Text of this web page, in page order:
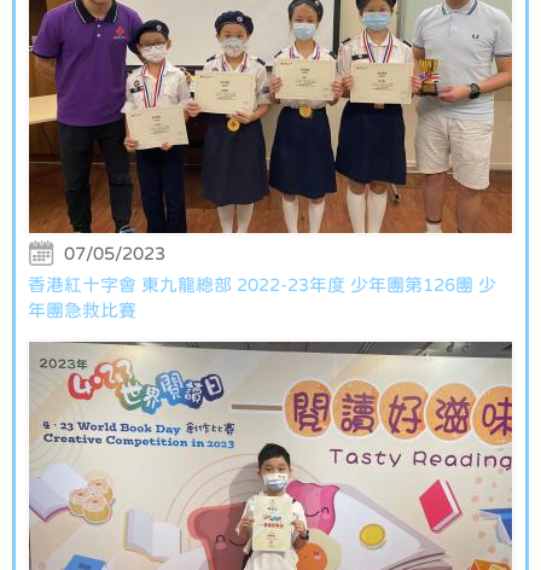
07/05/2023
香港紅十字會 東九龍總部 2022-23年度 少年團第126團 少
年團急救比賽